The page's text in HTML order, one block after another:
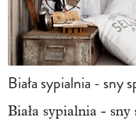
Biała sypialnia - sny
Biała sypialnia -